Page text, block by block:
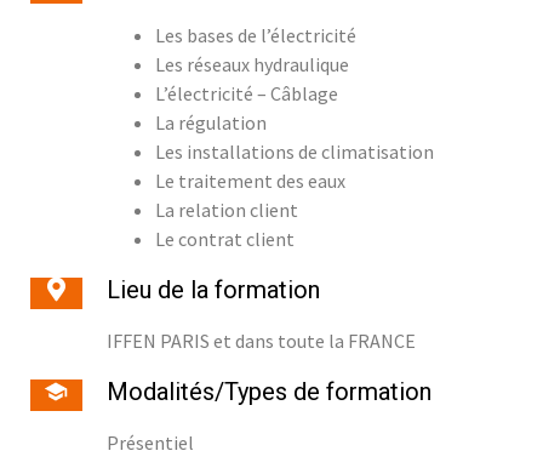
Les bases de l’électricité
Les réseaux hydraulique
L’électricité – Câblage
La régulation
Les installations de climatisation
Le traitement des eaux
La relation client
Le contrat client
Lieu de la formation
IFFEN PARIS et dans toute la FRANCE
Modalités/Types de formation
Présentiel